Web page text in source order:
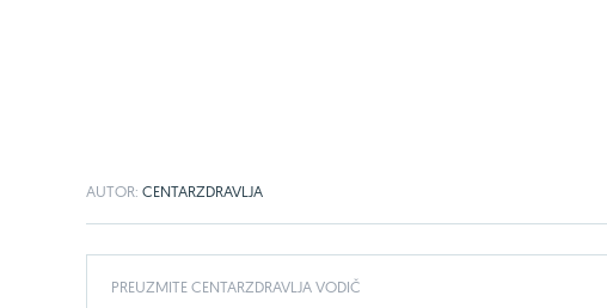
AUTOR: CENTARZDRAVLJA
PREUZMITE CENTARZDRAVLJA VODIČ